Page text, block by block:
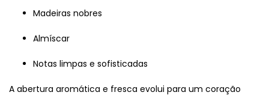
Madeiras nobres
Almíscar
Notas limpas e sofisticadas
A abertura aromática e fresca evolui para um coração